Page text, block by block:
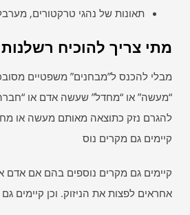
תאונות של נהגי טרקטורים, מערבל
מתי צריך להוכיח
מבלי להכנס ל”מבחנים” משפטיים
“מעשה” או “מחדל” שעשה אדם או
להגרם נזק כתוצאה מאותם מעשה או
קיימים גם מקרים נוס
קיימים גם מקרים נוספים בהם אם אדם
אחראים לפצות את הניזוק. וכן קיימים